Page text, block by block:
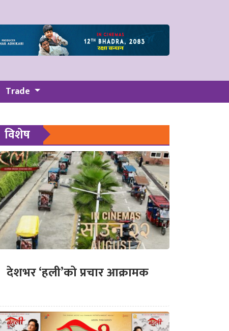
Trade
विशेष
देशभर ‘हली’को प्रचार आक्रामक